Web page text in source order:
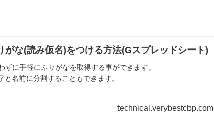
がな(読み仮名)をつける方法(Gスプレッドシート)
ずに手軽にふりがなを取得する事ができます。
と名前に分割することもできます。
technical.verybestcbp.com